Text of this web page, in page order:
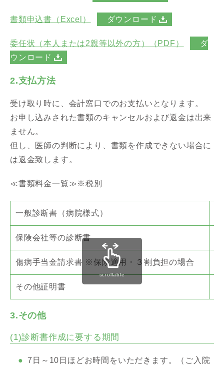
書類申込書（Excel） ダウンロード
委任状（本人または2親等以外の方）（PDF）
ダ
ウンロード
2.支払方法
受け取り時に、会計窓口でのお支払いとなります。
お申し込みされた書類のキャンセルおよび返金は出来
ません。
但し、医師の判断により、書類を作成できない場合に
は返金致します。
≪書類料金一覧≫※税別
一般診断書（病院様式）
保険会社等の診断書
傷病手当金請求書 ※保険適用・３割負担の場合
その他証明書
scrollable
3.その他
(1)診断書作成に要する期間
7日～10日ほどお時間をいただきます。（ご入院